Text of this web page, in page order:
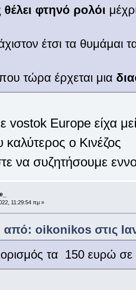
φτηνό ρολόι
έτσι τα
τώρα έρχεται μια
Europe είχα
ο Κινέζος
να συζητήσουμε
11:29:54 πμ »
oikonikos στις
τα 150 ευρώ